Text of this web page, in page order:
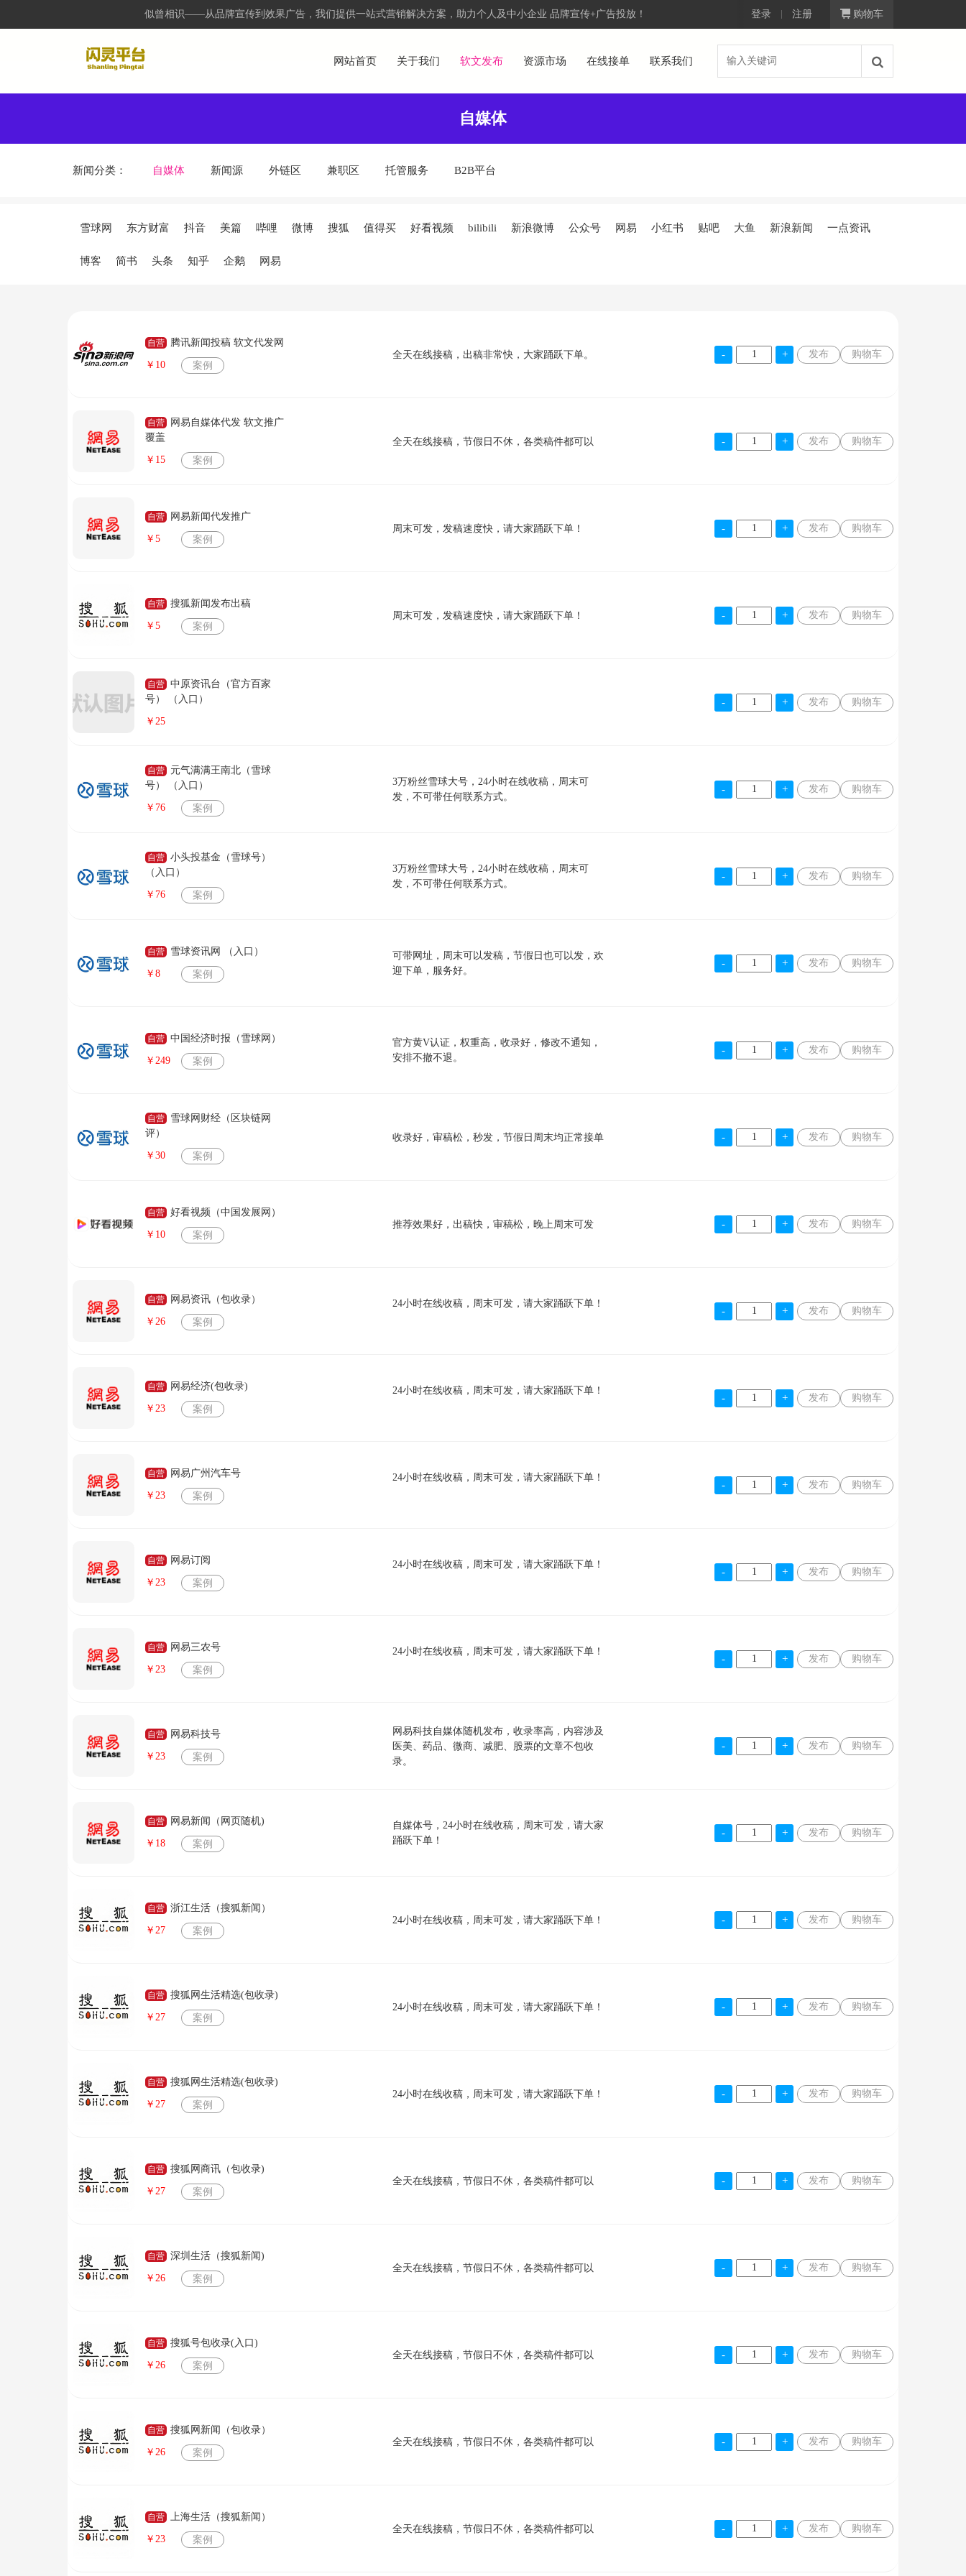
似曾相识——从品牌宣传到效果广告，我们提供一站式营销解决方案，助力个人及中小企业 品牌宣传+广告投放！ 登录 注册 购物车
网站首页 关于我们 软文发布 资源市场 在线接单 联系我们
自媒体
新闻分类： 自媒体 新闻源 外链区 兼职区 托管服务 B2B平台
雪球网 东方财富 抖音 美篇 哔哩 微博 搜狐 值得买 好看视频 bilibili 新浪微博 公众号 网易 小红书 贴吧 大鱼 新浪新闻 一点资讯
博客 简书 头条 知乎 企鹅 网易
自营 腾讯新闻投稿 软文代发网
￥10 案例
全天在线接稿，出稿非常快，大家踊跃下单。 发布 购物车
自营
网易自媒体代发 软文推广
覆盖
￥15 案例
全天在线接稿，节假日不休，各类稿件都可以 发布 购物车
自营 网易新闻代发推广
￥5 案例
周末可发，发稿速度快，请大家踊跃下单！ 发布 购物车
自营 搜狐新闻发布出稿
￥5 案例
周末可发，发稿速度快，请大家踊跃下单！ 发布 购物车
自营 中原资讯台（官方百家
号） （入口）
￥25
发布 购物车
自营
元气满满王南北（雪球
号） （入口）
￥76 案例
3万粉丝雪球大号，24小时在线收稿，周末可
发，不可带任何联系方式。
发布 购物车
自营 小头投基金（雪球号）
（入口）
￥76 案例
3万粉丝雪球大号，24小时在线收稿，周末可
发，不可带任何联系方式。
发布 购物车
自营 雪球资讯网 （入口）
￥8 案例
可带网址，周末可以发稿，节假日也可以发，欢
迎下单，服务好。
发布 购物车
自营 中国经济时报（雪球网）
￥249 案例
官方黄V认证，权重高，收录好，修改不通知，
安排不撤不退。
发布 购物车
自营
雪球网财经（区块链网
评）
￥30 案例
收录好，审稿松，秒发，节假日周末均正常接单 发布 购物车
自营 好看视频（中国发展网）
￥10 案例
推荐效果好，出稿快，审稿松，晚上周末可发 发布 购物车
自营 网易资讯（包收录）
￥26 案例
24小时在线收稿，周末可发，请大家踊跃下单！
发布 购物车
自营 网易经济(包收录)
￥23 案例
24小时在线收稿，周末可发，请大家踊跃下单！
发布 购物车
自营 网易广州汽车号
￥23 案例
24小时在线收稿，周末可发，请大家踊跃下单！
发布 购物车
自营 网易订阅
￥23 案例
24小时在线收稿，周末可发，请大家踊跃下单！
发布 购物车
自营 网易三农号
￥23 案例
24小时在线收稿，周末可发，请大家踊跃下单！
发布 购物车
自营 网易科技号
￥23 案例
网易科技自媒体随机发布，收录率高，内容涉及
医美、药品、微商、减肥、股票的文章不包收
录。
发布 购物车
自营 网易新闻（网页随机)
￥18 案例
自媒体号，24小时在线收稿，周末可发，请大家
踊跃下单！
发布 购物车
自营 浙江生活（搜狐新闻）
￥27 案例
24小时在线收稿，周末可发，请大家踊跃下单！ 发布 购物车
自营 搜狐网生活精选(包收录)
￥27 案例
24小时在线收稿，周末可发，请大家踊跃下单！ 发布 购物车
自营 搜狐网生活精选(包收录)
￥27 案例
24小时在线收稿，周末可发，请大家踊跃下单！ 发布 购物车
自营 搜狐网商讯（包收录)
￥27 案例
全天在线接稿，节假日不休，各类稿件都可以 发布 购物车
自营 深圳生活（搜狐新闻)
￥26 案例
全天在线接稿，节假日不休，各类稿件都可以 发布 购物车
自营 搜狐号包收录(入口)
￥26 案例
全天在线接稿，节假日不休，各类稿件都可以 发布 购物车
自营 搜狐网新闻（包收录）
￥26 案例
全天在线接稿，节假日不休，各类稿件都可以 发布 购物车
自营 上海生活（搜狐新闻）
￥23 案例
全天在线接稿，节假日不休，各类稿件都可以 发布 购物车